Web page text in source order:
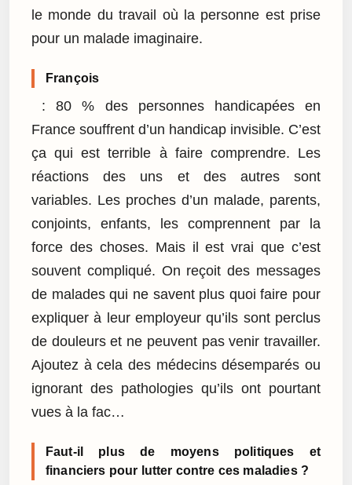
le monde du travail où la personne est prise
pour un malade imaginaire.
François
: 80 % des personnes handicapées en
France souffrent d’un handicap invisible. C’est
ça qui est terrible à faire comprendre. Les
réactions des uns et des autres sont
variables. Les proches d’un malade, parents,
conjoints, enfants, les comprennent par la
force des choses. Mais il est vrai que c’est
souvent compliqué. On reçoit des messages
de malades qui ne savent plus quoi faire pour
expliquer à leur employeur qu’ils sont perclus
de douleurs et ne peuvent pas venir travailler.
Ajoutez à cela des médecins désemparés ou
ignorant des pathologies qu’ils ont pourtant
vues à la fac…
Faut-il plus de moyens politiques et
financiers pour lutter contre ces maladies ?